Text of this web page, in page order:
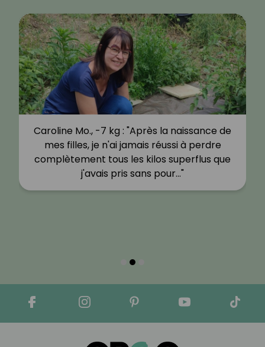
Caroline Mo., -7 kg : "Après la naissance de
mes filles, je n'ai jamais réussi à perdre
complètement tous les kilos superflus que
j'avais pris sans pour…"